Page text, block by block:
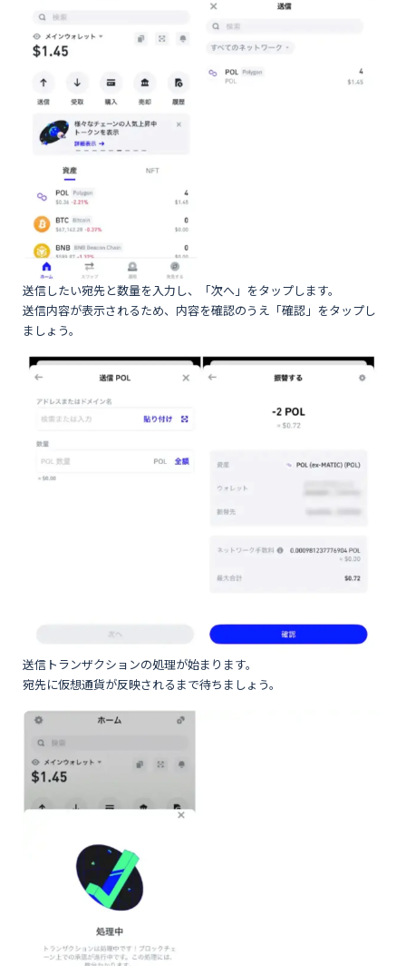
送信したい宛先と数量を入力し、「次へ」をタップします。
送信内容が表示されるため、内容を確認のうえ「確認」をタップし
ましょう。
送信トランザクションの処理が始まります。
宛先に仮想通貨が反映されるまで待ちましょう。